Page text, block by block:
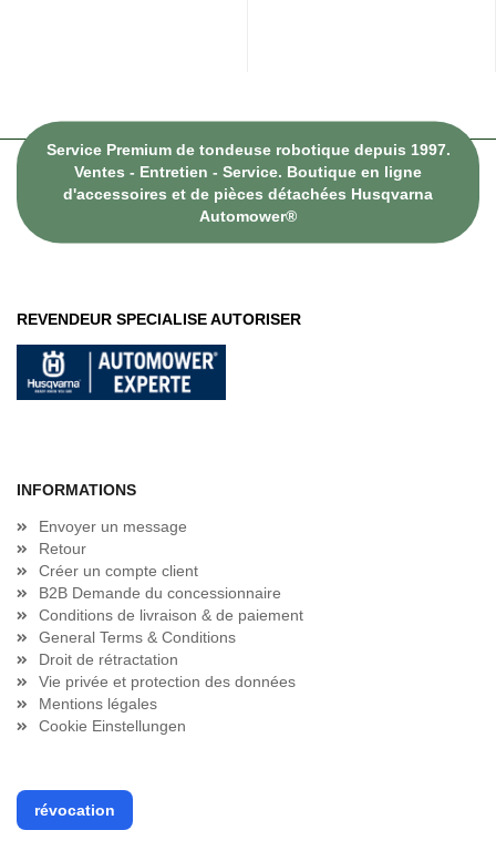
Service Premium de tondeuse robotique depuis 1997.
Ventes - Entretien - Service. Boutique en ligne
d'accessoires et de pièces détachées Husqvarna
Automower®
REVENDEUR SPECIALISE AUTORISER
INFORMATIONS
Envoyer un message
Retour
Créer un compte client
B2B Demande du concessionnaire
Conditions de livraison & de paiement
General Terms & Conditions
Droit de rétractation
Vie privée et protection des données
Mentions légales
Cookie Einstellungen
révocation